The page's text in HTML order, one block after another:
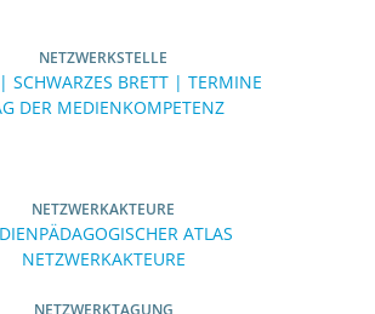
NETZWERKSTELLE
SCHWARZES BRETT | TERMINE
DER MEDIENKOMPETENZ
NETZWERKAKTEURE
ATLAS
NETZWERKAKTEURE
NETZWERKTAGUNG